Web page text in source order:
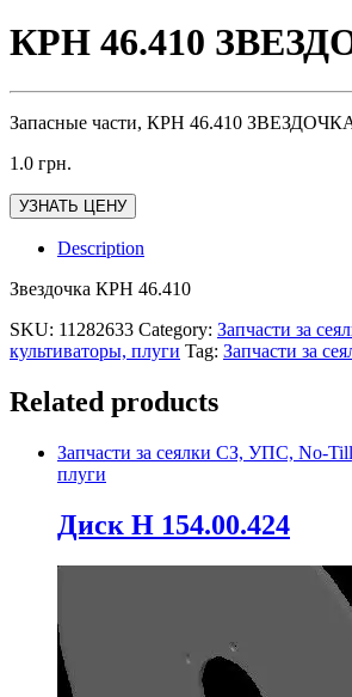
КРН 46.410
Запасные части, КРН 46.410
1.0 грн.
УЗНАТЬ ЦЕНУ
Description
Звездочка КРН 46.410
SKU: 11282633 Category: Запчасти за
культиваторы, плуги Tag: Запчасти за
Related products
Запчасти за сеялки СЗ, УПС, No-
плуги
Диск Н 154.00.424